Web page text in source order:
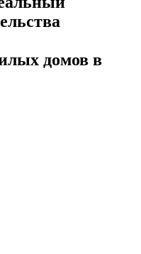
домов в